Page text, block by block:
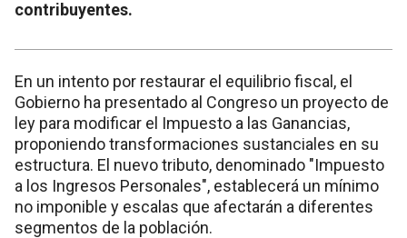
contribuyentes.
En un intento por restaurar el equilibrio fiscal, el
Gobierno ha presentado al Congreso un proyecto de
ley para modificar el Impuesto a las Ganancias,
proponiendo transformaciones sustanciales en su
estructura. El nuevo tributo, denominado "Impuesto
a los Ingresos Personales", establecerá un mínimo
no imponible y escalas que afectarán a diferentes
segmentos de la población.